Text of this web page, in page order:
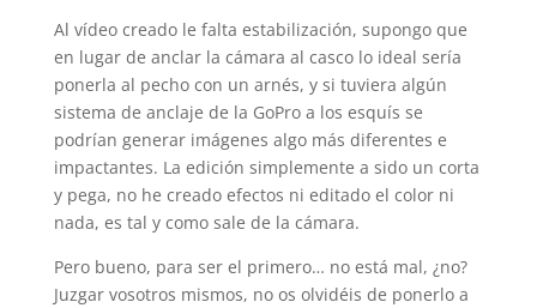
Al vídeo creado le falta estabilización, supongo que
en lugar de anclar la cámara al casco lo ideal sería
ponerla al pecho con un arnés, y si tuviera algún
sistema de anclaje de la GoPro a los esquís se
podrían generar imágenes algo más diferentes e
impactantes. La edición simplemente a sido un corta
y pega, no he creado efectos ni editado el color ni
nada, es tal y como sale de la cámara.
Pero bueno, para ser el primero… no está mal, ¿no?
Juzgar vosotros mismos, no os olvidéis de ponerlo a